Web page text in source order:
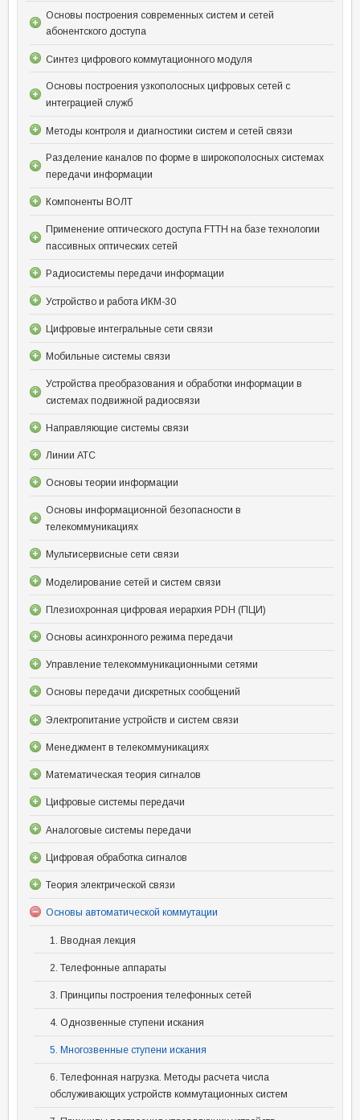
Основы построения современных систем и сетей
абонентского доступа
Синтез цифрового коммутационного модуля
Основы построения узкополосных цифровых сетей с
интеграцией служб
Методы контроля и диагностики систем и сетей связи
Разделение каналов по форме в широкополосных системах
передачи информации
Компоненты ВОЛТ
Применение оптического доступа FTTH на базе технологии
пассивных оптических сетей
Радиосистемы передачи информации
Устройство и работа ИКМ-30
Цифровые интегральные сети связи
Мобильные системы связи
Устройства преобразования и обработки информации в
системах подвижной радиосвязи
Направляющие системы связи
Линии АТС
Основы теории информации
Основы информационной безопасности в
телекоммуникациях
Мультисервисные сети связи
Моделирование сетей и систем связи
Плезиохронная цифровая иерархия PDH (ПЦИ)
Основы асинхронного режима передачи
Управление телекоммуникационными сетями
Основы передачи дискретных сообщений
Электропитание устройств и систем связи
Менеджмент в телекоммуникациях
Математическая теория сигналов
Цифровые системы передачи
Аналоговые системы передачи
Цифровая обработка сигналов
Теория электрической связи
Основы автоматической коммутации
1. Вводная лекция
2. Телефонные аппараты
3. Принципы построения телефонных сетей
4. Однозвенные ступени искания
5. Многозвенные ступени искания
6. Телефонная нагрузка. Методы расчета числа
обслуживающих устройств коммутационных систем